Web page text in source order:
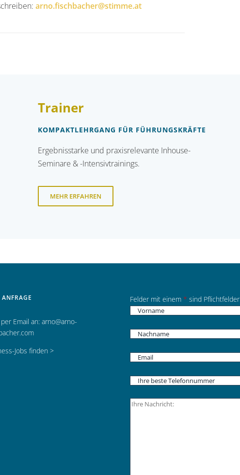
arno.fischbacher@stimme.at
Trainer
KOMPAKTLEHRGANG FÜR FÜHRUNGSKRÄFTE
Ergebnisstarke und praxisrelevante Inhouse-
Seminare & -Intensivtrainings.
MEHR ERFAHREN
Email an: arno@arno-
Jobs finden >
Felder mit einem * sind Pflichtfelder